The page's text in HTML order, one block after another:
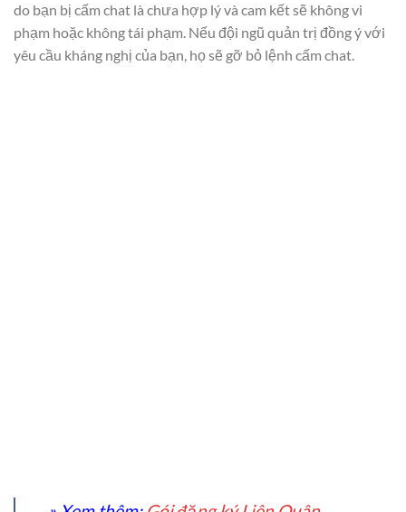
do bạn bị cấm chat là chưa hợp lý và cam kết sẽ không vi
phạm hoặc không tái phạm. Nếu đội ngũ quản trị đồng ý với
yêu cầu kháng nghị của bạn, họ sẽ gỡ bỏ lệnh cấm chat.